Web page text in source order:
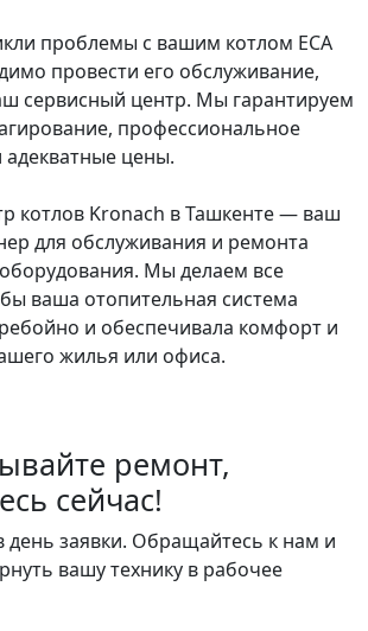
проблемы с вашим котлом ECA
провести его обслуживание,
сервисный центр. Мы гарантируем
профессиональное
цены.
котлов Kronach в Ташкенте — ваш
для обслуживания и ремонта
Мы делаем все
ваша отопительная система
и обеспечивала комфорт и
жилья или офиса.
ремонт,
сейчас!
день заявки. Обращайтесь к нам и
вашу технику в рабочее